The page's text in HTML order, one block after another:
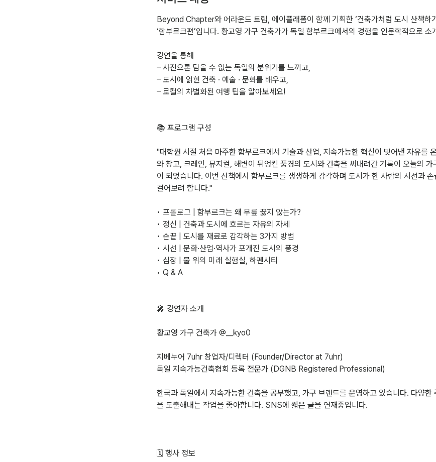
Beyond Chapter와 어라운드 트립, 에이플래폼이 함께 기획한 ‘건축가처럼 도시 산책하
‘함부르크편’입니다. 황교영 가구 건축가가 독일 함부르크에서의 경험을 인문학적으로 소
강연을 통해
– 사진으론 담을 수 없는 독일의 분위기를 느끼고,
– 도시에 얽힌 건축 · 예술 · 문화를 배우고,
– 로컬의 차별화된 여행 팁을 알아보세요!
📚 프로그램 구성
"대학원 시절 처음 마주한 함부르크에서 기술과 산업, 지속가능한 혁신이 빚어낸 자유를
와 창고, 크레인, 뮤지컬, 해변이 뒤엉킨 풍경의 도시와 건축을 써내려간 기록이 오늘의
이 되었습니다. 이번 산책에서 함부르크를 생생하게 감각하며 도시가 한 사람의 시선과 손
걸어보려 합니다."
• 프롤로그 | 함부르크는 왜 무릎 꿇지 않는가?
• 정신 | 건축과 도시에 흐르는 자유의 자세
• 손끝 | 도시를 재료로 감각하는 3가지 방법
• 시선 | 문화·산업·역사가 포개진 도시의 풍경
• 심장 | 물 위의 미래 실험실, 하펜시티
• Q & A
🎤 강연자 소개
황교영 가구 건축가 @__kyo0
지베누어 7uhr 창업자/디렉터 (Founder/Director at 7uhr)
독일 지속가능건축협회 등록 전문가 (DGNB Registered Professional)
한국과 독일에서 지속가능한 건축을 공부했고, 가구 브랜드를 운영하고 있습니다. 다양한
을 도출해내는 작업을 좋아합니다. SNS에 짧은 글을 연재중입니다.
🗓️ 행사 정보